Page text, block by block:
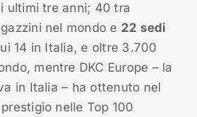
ultimi tre anni; 40 tra
nel mondo e 22 sedi
14 in Italia, e oltre 3.700
mentre DKC Europe – la
in Italia – ha ottenuto nel
nelle Top 100